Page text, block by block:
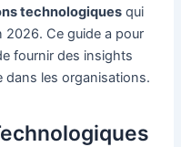
technologiques qui
2026. Ce guide a pour
fournir des insights
dans les organisations.